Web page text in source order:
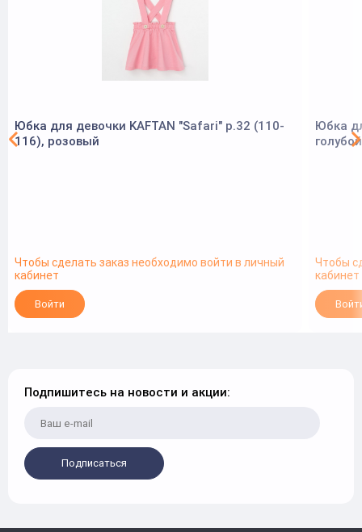
Юбка для девочки KAFTAN "Safari" р.32 (110-
116), розовый
Чтобы сделать заказ необходимо войти в личный
кабинет
Войти
Юбка
Чтобы
кабинет
Подпишитесь на новости и акции:
Подписаться